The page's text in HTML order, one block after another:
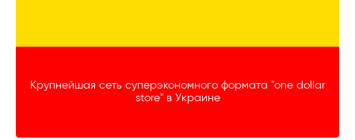
Крупнейшая сеть суперэкономного формата "one dollar
store" в Украине